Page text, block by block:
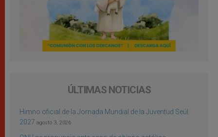
ÚLTIMAS NOTICIAS
Himno oficial de la Jornada Mundial de la Juventud Seúl
2027 agosto 3, 2026